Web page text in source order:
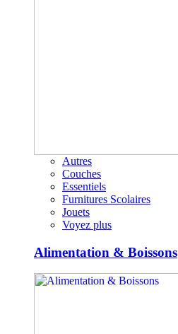
Autres
Couches
Essentiels
Furnitures Scolaires
Jouets
Voyez plus
Alimentation & Boissons